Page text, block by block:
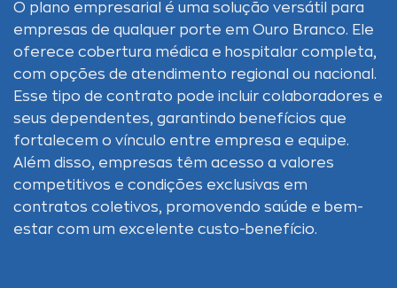
O plano empresarial é uma solução versátil para
empresas de qualquer porte em Ouro Branco. Ele
oferece cobertura médica e hospitalar completa,
com opções de atendimento regional ou nacional.
Esse tipo de contrato pode incluir colaboradores e
seus dependentes, garantindo benefícios que
fortalecem o vínculo entre empresa e equipe.
Além disso, empresas têm acesso a valores
competitivos e condições exclusivas em
contratos coletivos, promovendo saúde e bem-
estar com um excelente custo-benefício.